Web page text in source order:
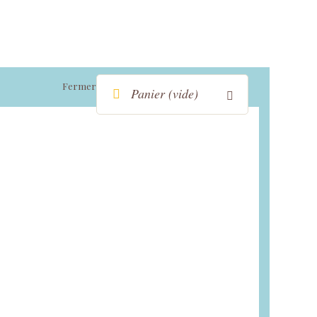
Panier (vide)
Fermer